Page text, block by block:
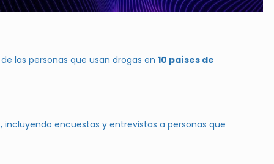
las personas que usan drogas en10 países de
encuestas y entrevistas a personas que